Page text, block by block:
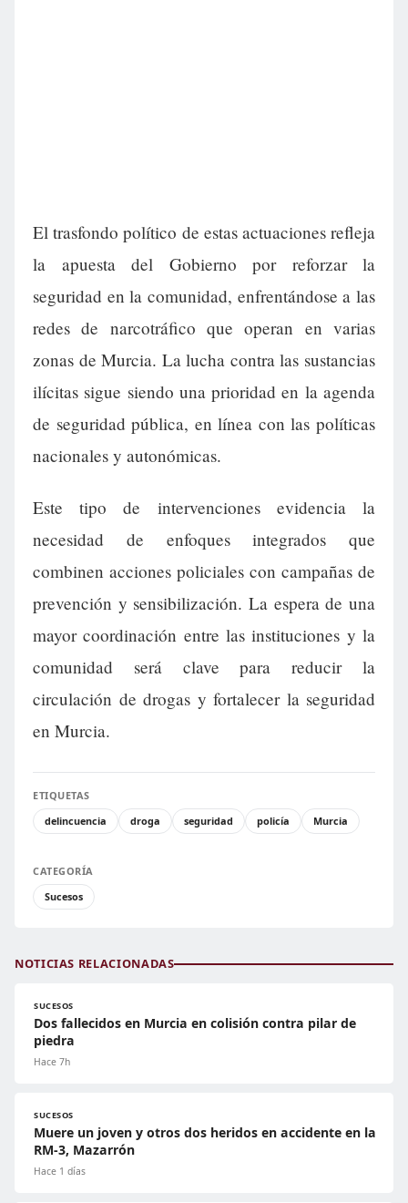
El trasfondo político de estas actuaciones refleja
la apuesta del Gobierno por reforzar la
seguridad en la comunidad, enfrentándose a las
redes de narcotráfico que operan en varias
zonas de Murcia. La lucha contra las sustancias
ilícitas sigue siendo una prioridad en la agenda
de seguridad pública, en línea con las políticas
nacionales y autonómicas.
Este tipo de intervenciones evidencia la
necesidad de enfoques integrados que
combinen acciones policiales con campañas de
prevención y sensibilización. La espera de una
mayor coordinación entre las instituciones y la
comunidad será clave para reducir la
circulación de drogas y fortalecer la seguridad
en Murcia.
ETIQUETAS
delincuencia
droga seguridad policía Murcia
CATEGORÍA
Sucesos
NOTICIAS RELACIONADAS
SUCESOS
Dos fallecidos en Murcia en colisión contra pilar de
piedra
Hace 7h
SUCESOS
Muere un joven y otros dos heridos en accidente en la
RM-3, Mazarrón
Hace 1 días